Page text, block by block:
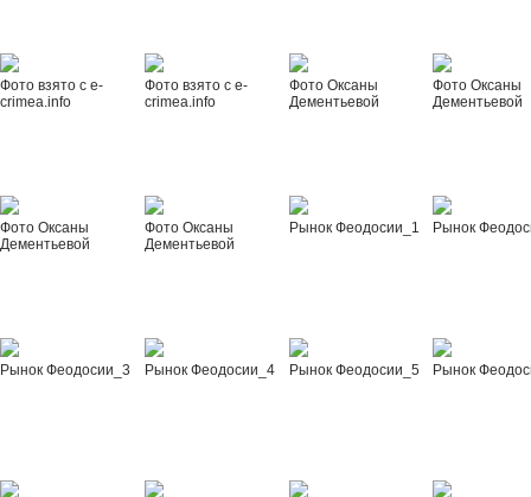
Фото взято с e-
crimea.info
Фото взято с e-
crimea.info
Фото Оксаны
Дементьевой
Фото Оксаны
Дементьевой
Фото Оксаны
Дементьевой
Фото Оксаны
Дементьевой
Рынок Феодосии_1 Рынок
Рынок Феодосии_3 Рынок Феодосии_4 Рынок Феодосии_5 Рынок